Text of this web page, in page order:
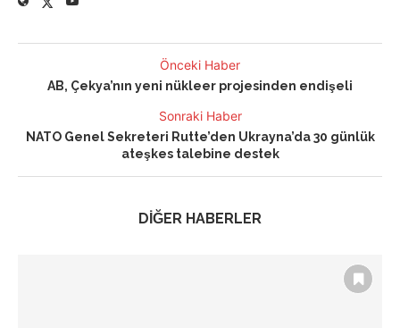
Önceki Haber
AB, Çekya’nın yeni nükleer projesinden endişeli
Sonraki Haber
NATO Genel Sekreteri Rutte’den Ukrayna’da 30 günlük
ateşkes talebine destek
DİĞER HABERLER